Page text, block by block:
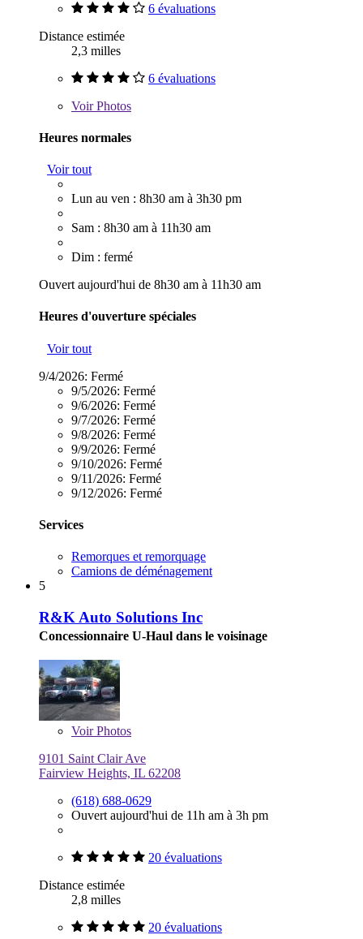
6 évaluations
Distance estimée
2,3 milles
6 évaluations
VoirPhotos
Heures normales
Voir tout
Lun au ven : 8h30 am à 3h30 pm
Sam : 8h30 am à 11h30 am
Dim : fermé
Ouvert aujourd'hui de 8h30 am à 11h30 am
Heures d'ouverture spéciales
Voir tout
9/4/2026: Fermé
9/5/2026: Fermé
9/6/2026: Fermé
9/7/2026: Fermé
9/8/2026: Fermé
9/9/2026: Fermé
9/10/2026: Fermé
9/11/2026: Fermé
9/12/2026: Fermé
Services
Remorques et remorquage
Camions de déménagement
5
R&K Auto Solutions Inc
Concessionnaire U-Haul dans le voisinage
VoirPhotos
9101 Saint Clair Ave
Fairview Heights, IL 62208
(618) 688-0629
Ouvert aujourd'hui de 11h am à 3h pm
20 évaluations
Distance estimée
2,8 milles
20 évaluations